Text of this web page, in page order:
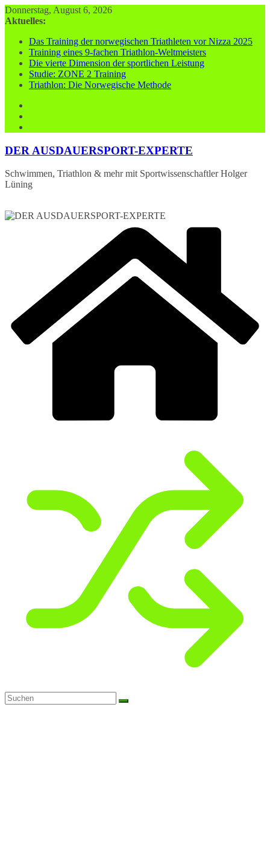
Zum
Inhalt
Donnerstag, August 6, 2026
Aktuelles:
Das Training der norwegischen Triathleten vor Nizza 2025
Training eines 9-fachen Triathlon-Weltmeisters
Die vierte Dimension der sportlichen Leistung
Studie: ZONE 2 Training
Triathlon: Die Norwegische Methode
DER AUSDAUERSPORT-EXPERTE
Schwimmen, Triathlon & mehr mit Sportwissenschaftler Holger
Lüning